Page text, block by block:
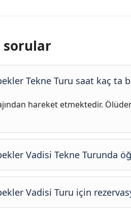
sorular
Tekne Turu saat kaç ta
hareket etmektedir.
Vadisi Tekne Turunda
Vadisi Turu için